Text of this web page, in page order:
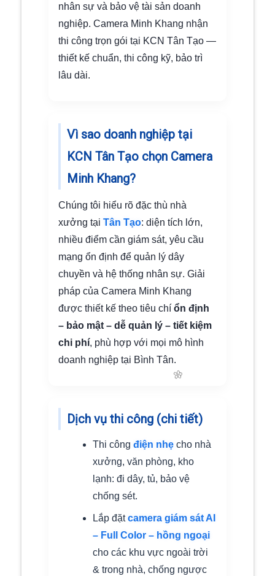
nhân sự và bảo vệ tài sản doanh
nghiệp. Camera Minh Khang nhận
thi công trọn gói tại KCN Tân Tạo —
thiết kế chuẩn, thi công kỹ, bảo trì
lâu dài.
Vì sao doanh nghiệp tại
KCN Tân Tạo chọn Camera
Minh Khang?
Chúng tôi hiểu rõ đặc thù nhà
xưởng tại Tân Tạo: diện tích lớn,
nhiều điểm cần giám sát, yêu cầu
mạng ổn định để quản lý dây
chuyền và hệ thống nhân sự. Giải
pháp của Camera Minh Khang
được thiết kế theo tiêu chí ổn định
– bảo mật – dễ quản lý – tiết kiệm
chi phí, phù hợp với mọi mô hình
doanh nghiệp tại Bình Tân.
Dịch vụ thi công (chi tiết)
Thi côngđiện nhẹ cho nhà
xưởng, văn phòng, kho
lạnh: đi dây, tủ, bảo vệ
chống sét.
Lắp đặtcamera giám sát AI
– Full Color – hồng ngoại
cho các khu vực ngoài trời
& trong nhà, chống ngược